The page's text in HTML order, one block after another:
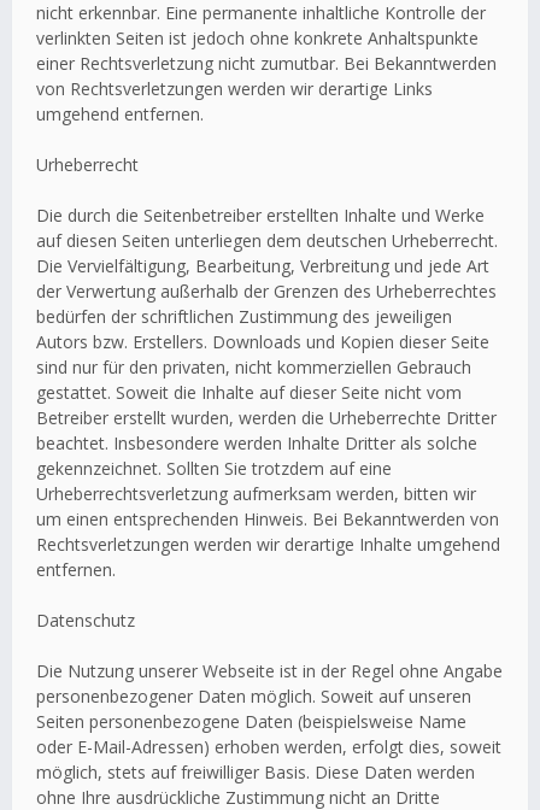
nicht erkennbar. Eine permanente inhaltliche Kontrolle der
verlinkten Seiten ist jedoch ohne konkrete Anhaltspunkte
einer Rechtsverletzung nicht zumutbar. Bei Bekanntwerden
von Rechtsverletzungen werden wir derartige Links
umgehend entfernen.
Urheberrecht
Die durch die Seitenbetreiber erstellten Inhalte und Werke
auf diesen Seiten unterliegen dem deutschen Urheberrecht.
Die Vervielfältigung, Bearbeitung, Verbreitung und jede Art
der Verwertung außerhalb der Grenzen des Urheberrechtes
bedürfen der schriftlichen Zustimmung des jeweiligen
Autors bzw. Erstellers. Downloads und Kopien dieser Seite
sind nur für den privaten, nicht kommerziellen Gebrauch
gestattet. Soweit die Inhalte auf dieser Seite nicht vom
Betreiber erstellt wurden, werden die Urheberrechte Dritter
beachtet. Insbesondere werden Inhalte Dritter als solche
gekennzeichnet. Sollten Sie trotzdem auf eine
Urheberrechtsverletzung aufmerksam werden, bitten wir
um einen entsprechenden Hinweis. Bei Bekanntwerden von
Rechtsverletzungen werden wir derartige Inhalte umgehend
entfernen.
Datenschutz
Die Nutzung unserer Webseite ist in der Regel ohne Angabe
personenbezogener Daten möglich. Soweit auf unseren
Seiten personenbezogene Daten (beispielsweise Name
oder E-Mail-Adressen) erhoben werden, erfolgt dies, soweit
möglich, stets auf freiwilliger Basis. Diese Daten werden
ohne Ihre ausdrückliche Zustimmung nicht an Dritte